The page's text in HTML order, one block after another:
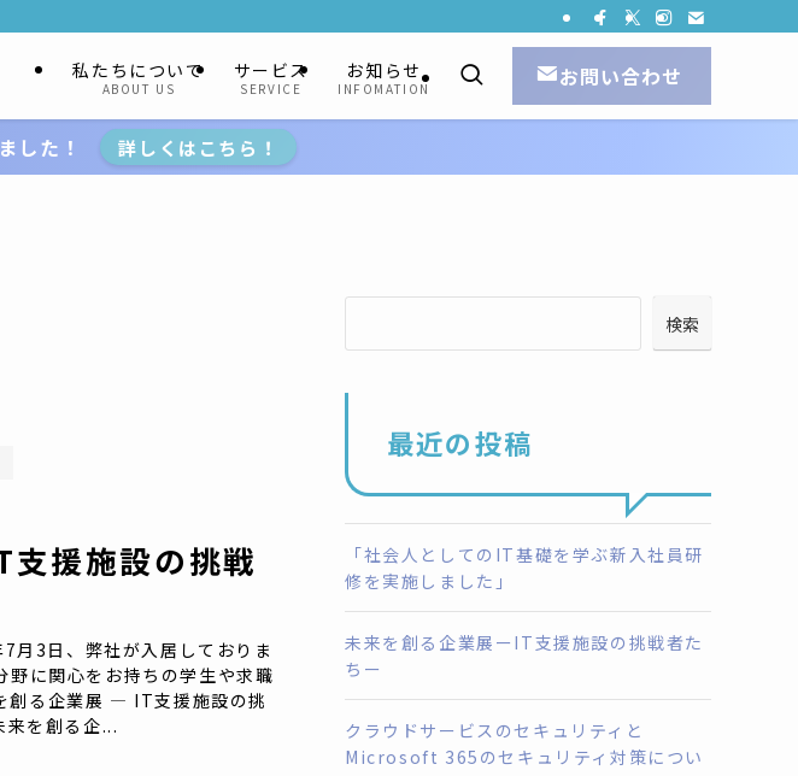
私たちについて
ABOUT US
サービス
SERVICE
お知らせ
INFOMATION お問い合わせ
した！ 詳しくはこちら！
援施設の挑戦
月3日、弊社が入居しておりま
に関心をお持ちの学生や求職
創る企業展 ― IT支援施設の挑
を創る企...
検索
最近の投稿
「社会人としてのIT基礎を学ぶ新入社員研
修を実施しました」
未来を創る企業展ーIT支援施設の挑戦者た
ちー
クラウドサービスのセキュリティと
Microsoft 365のセキュリティ対策につい